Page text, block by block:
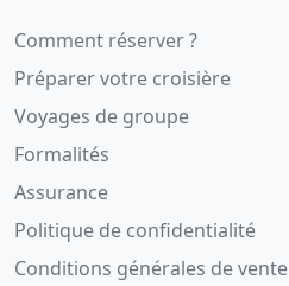
Comment réserver ?
Préparer votre croisière
Voyages de groupe
Formalités
Assurance
Politique de confidentialité
Conditions générales de vente